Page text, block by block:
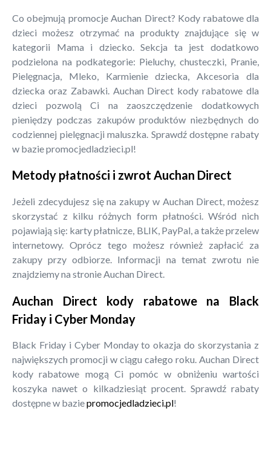
Co obejmują promocje Auchan Direct? Kody rabatowe dla
dzieci możesz otrzymać na produkty znajdujące się w
kategorii Mama i dziecko. Sekcja ta jest dodatkowo
podzielona na podkategorie: Pieluchy, chusteczki, Pranie,
Pielęgnacja, Mleko, Karmienie dziecka, Akcesoria dla
dziecka oraz Zabawki. Auchan Direct kody rabatowe dla
dzieci pozwolą Ci na zaoszczędzenie dodatkowych
pieniędzy podczas zakupów produktów niezbędnych do
codziennej pielęgnacji maluszka. Sprawdź dostępne rabaty
w bazie promocjedladzieci.pl!
Metody płatności i zwrot Auchan Direct
Jeżeli zdecydujesz się na zakupy w Auchan Direct, możesz
skorzystać z kilku różnych form płatności. Wśród nich
pojawiają się: karty płatnicze, BLIK, PayPal, a także przelew
internetowy. Oprócz tego możesz również zapłacić za
zakupy przy odbiorze. Informacji na temat zwrotu nie
znajdziemy na stronie Auchan Direct.
Auchan Direct kody rabatowe na Black
Friday i Cyber Monday
Black Friday i Cyber Monday to okazja do skorzystania z
największych promocji w ciągu całego roku. Auchan Direct
kody rabatowe mogą Ci pomóc w obniżeniu wartości
koszyka nawet o kilkadziesiąt procent. Sprawdź rabaty
dostępne w baziepromocjedladzieci.pl!